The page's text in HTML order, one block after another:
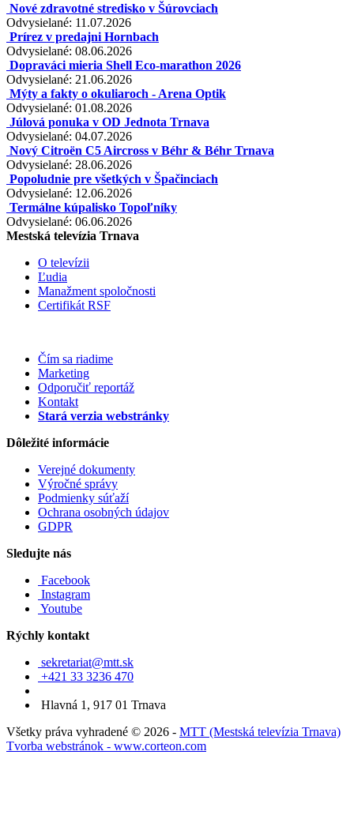
Nové zdravotné stredisko v Šúrovciach
Odvysielané: 11.07.2026
Prírez v predajni Hornbach
Odvysielané: 08.06.2026
Dopraváci mieria Shell Eco-marathon 2026
Odvysielané: 21.06.2026
Mýty a fakty o okuliaroch - Arena Optik
Odvysielané: 01.08.2026
Júlová ponuka v OD Jednota Trnava
Odvysielané: 04.07.2026
Nový Citroën C5 Aircross v Béhr & Béhr Trnava
Odvysielané: 28.06.2026
Popoludnie pre všetkých v Špačinciach
Odvysielané: 12.06.2026
Termálne kúpalisko Topoľníky
Odvysielané: 06.06.2026
Mestská televízia Trnava
O televízii
Ľudia
Manažment spoločnosti
Certifikát RSF
Čím sa riadime
Marketing
Odporučiť reportáž
Kontakt
Stará verzia webstránky
Dôležité informácie
Verejné dokumenty
Výročné správy
Podmienky súťaží
Ochrana osobných údajov
GDPR
Sledujte nás
Facebook
Instagram
Youtube
Rýchly kontakt
sekretariat@mtt.sk
+421 33 3236 470
Hlavná 1, 917 01 Trnava
Všetky práva vyhradené © 2026 - MTT (Mestská televízia Trnava)
Tvorba webstránok - www.corteon.com